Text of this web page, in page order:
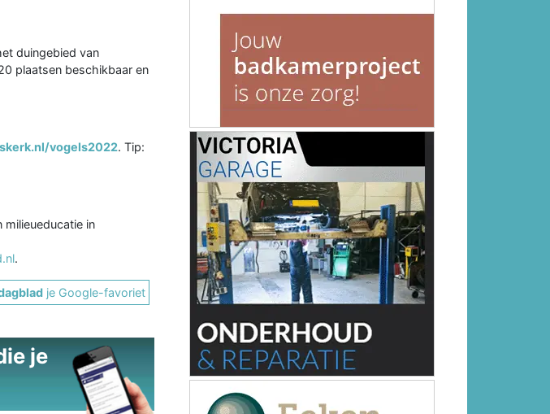
duingebied van
plaatsen beschikbaar en
vogels2022. Tip:
milieueducatie in
.
je Google-favoriet
je